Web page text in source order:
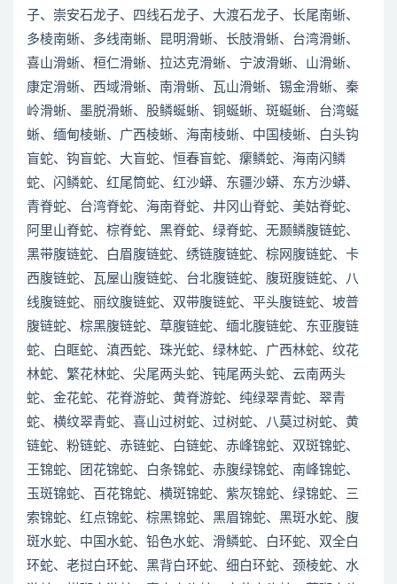
子、崇安石龙子、四线石龙子、大渡石龙子、长尾南蜥、
多棱南蜥、多线南蜥、昆明滑蜥、长肢滑蜥、台湾滑蜥、
喜山滑蜥、桓仁滑蜥、拉达克滑蜥、宁波滑蜥、山滑蜥、
康定滑蜥、西域滑蜥、南滑蜥、瓦山滑蜥、锡金滑蜥、秦
岭滑蜥、墨脱滑蜥、股鳞蜒蜥、铜蜒蜥、斑蜒蜥、台湾蜒
蜥、缅甸棱蜥、广西棱蜥、海南棱蜥、中国棱蜥、白头钩
盲蛇、钩盲蛇、大盲蛇、恒春盲蛇、瘰鳞蛇、海南闪鳞
蛇、闪鳞蛇、红尾筒蛇、红沙蟒、东疆沙蟒、东方沙蟒、
青脊蛇、台湾脊蛇、海南脊蛇、井冈山脊蛇、美姑脊蛇、
阿里山脊蛇、棕脊蛇、黑脊蛇、绿脊蛇、无颞鳞腹链蛇、
黑带腹链蛇、白眉腹链蛇、绣链腹链蛇、棕网腹链蛇、卡
西腹链蛇、瓦屋山腹链蛇、台北腹链蛇、腹斑腹链蛇、八
线腹链蛇、丽纹腹链蛇、双带腹链蛇、平头腹链蛇、坡普
腹链蛇、棕黑腹链蛇、草腹链蛇、缅北腹链蛇、东亚腹链
蛇、白眶蛇、滇西蛇、珠光蛇、绿林蛇、广西林蛇、纹花
林蛇、繁花林蛇、尖尾两头蛇、钝尾两头蛇、云南两头
蛇、金花蛇、花脊游蛇、黄脊游蛇、纯绿翠青蛇、翠青
蛇、横纹翠青蛇、喜山过树蛇、过树蛇、八莫过树蛇、黄
链蛇、粉链蛇、赤链蛇、白链蛇、赤峰锦蛇、双斑锦蛇、
王锦蛇、团花锦蛇、白条锦蛇、赤腹绿锦蛇、南峰锦蛇、
玉斑锦蛇、百花锦蛇、横斑锦蛇、紫灰锦蛇、绿锦蛇、三
索锦蛇、红点锦蛇、棕黑锦蛇、黑眉锦蛇、黑斑水蛇、腹
斑水蛇、中国水蛇、铅色水蛇、滑鳞蛇、白环蛇、双全白
环蛇、老挝白环蛇、黑背白环蛇、细白环蛇、颈棱蛇、水